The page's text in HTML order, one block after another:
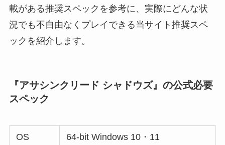
載がある推奨スペックを参考に、実際にどんな状
況でも不自由なくプレイできる当サイト推奨スペ
ックを紹介します。
『アサシンクリード シャドウズ』の公式必要
スペック
OS 64-bit Windows 10・11